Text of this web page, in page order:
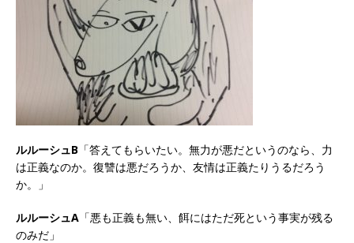
ルルーシュB 「答えてもらいたい。無力が悪だというのなら、力
は正義なのか。復讐は悪だろうか、友情は正義たりうるだろう
か。」
ルルーシュA 「悪も正義も無い、餌にはただ死という事実が残る
のみだ」